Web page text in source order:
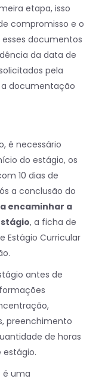
etapa, isso
compromisso e o
esses documentos
da data de
pela
a documentação
é necessário
do estágio, os
10 dias de
a conclusão do
encaminhar a
, a ficha de
Estágio Curricular
antes de
preenchimento
de horas
estágio.
é uma